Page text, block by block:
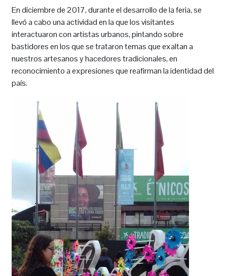
la
navegación
En diciembre de 2017, durante el desarrollo de la feria, se
llevó a cabo una actividad en la que los visitantes
interactuaron con artistas urbanos, pintando sobre
bastidores en los que se trataron temas que exaltan a
nuestros artesanos y hacedores tradicionales, en
reconocimiento a expresiones que reafirman la identidad del
país.